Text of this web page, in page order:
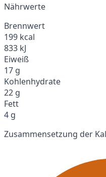
Nährwerte
Brennwert
199 kcal
833 kJ
Eiweiß
17 g
Kohlenhydrate
22 g
Fett
4 g
Zusammensetzung der